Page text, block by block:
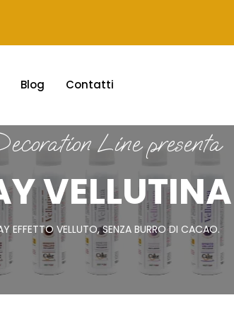
Blog Contatti
Line presenta
VELLUTINA
EFFETTO VELLUTO, SENZA BURRO DI CACAO.